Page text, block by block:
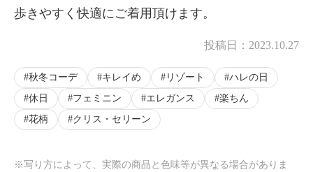
歩きやすく快適にご着用頂けます。
投稿日： 2023.10.27
秋冬コーデ キレイめ リゾート
ハレの日
休日
フェミニン エレガンス
楽ちん
花柄
クリス・セリーン
※写り方によって、実際の商品と色味等が異なる場合がありま